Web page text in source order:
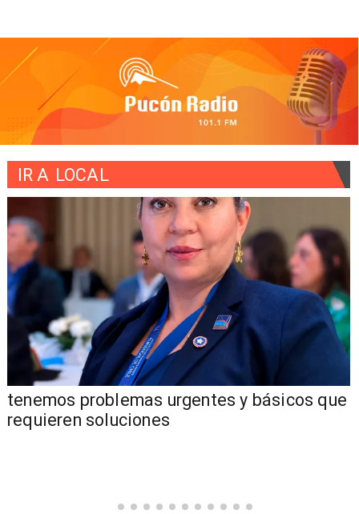
IR A LOCAL
tenemos problemas urgentes y básicos que
requieren soluciones